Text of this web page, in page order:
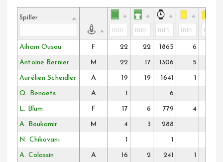
Spiller
Aiham Ousou F 22 22 1865 6
Antoine Bernier M 22 17 1306 5
Aurélien Scheidler A 19 19 1641 1
Q. Benaets A 1 6
L. Blum F 17 6 779 4
A. Boukamir M 4 3 288
N. Chikovani 1 1
A. Colassin A 16 2 241 1